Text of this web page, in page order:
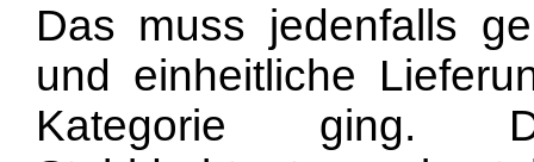
Das muss jedenfalls
und einheitliche
Kategorie ging.